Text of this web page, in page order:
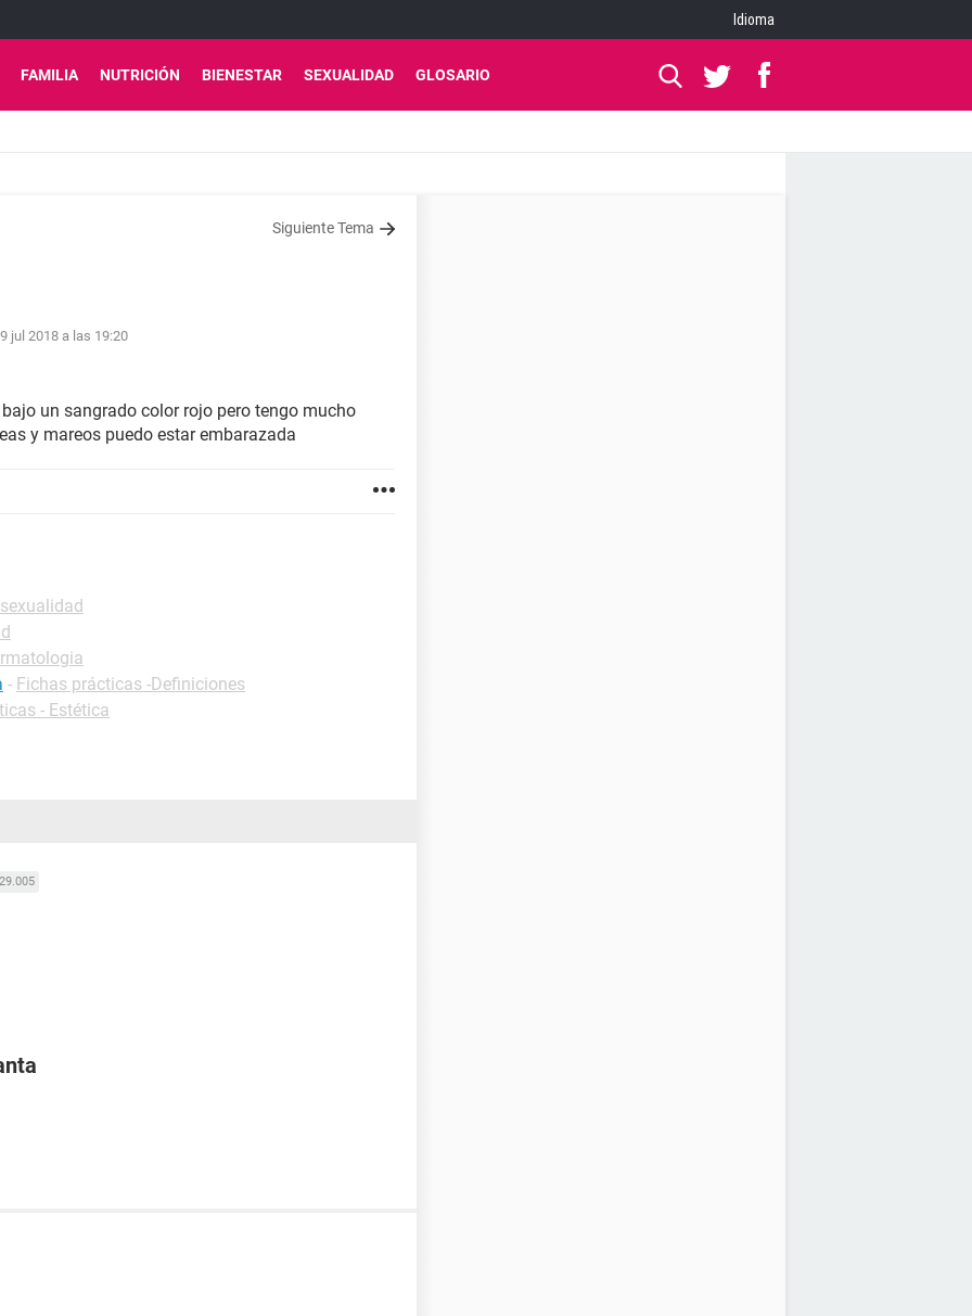
Idioma
FAMILIA NUTRICIÓN BIENESTAR SEXUALIDAD GLOSARIO
Siguiente Tema
jul 2018 a las 19:20
un sangrado color rojo pero tengo mucho
y mareos puedo estar embarazada
- Fichas prácticas -Definiciones
- Estética
29.005